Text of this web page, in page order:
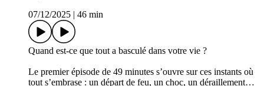
07/12/2025 | 46 min
Quand est-ce que tout a basculé dans votre vie ?
Le premier épisode de 49 minutes s’ouvre sur ces instants où
tout s’embrase : un départ de feu, un choc, un déraillement…